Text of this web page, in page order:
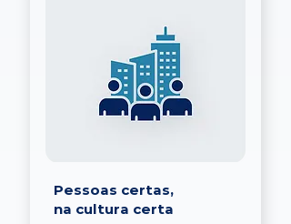
Pessoas certas,
na cultura certa